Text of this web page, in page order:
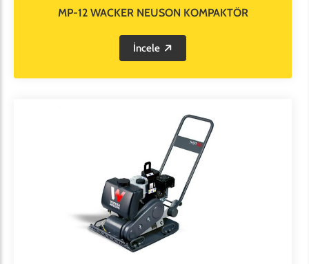
MP-12 WACKER NEUSON KOMPAKTÖR
İncele